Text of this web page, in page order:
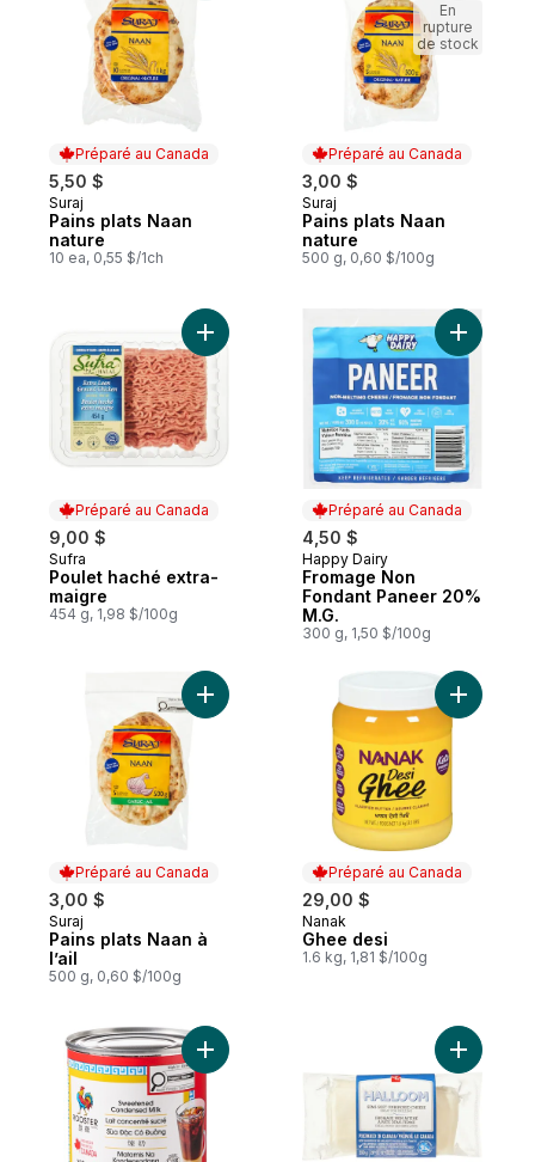
Préparé au Canada
5,50 $
Préparé au Canada
Suraj
Pains plats Naan
nature
10 ea, 0,55 $/1ch
Préparé au Canada
3,00 $
Préparé au Canada
Suraj
Pains plats Naan
nature
500 g, 0,60 $/100g
En
rupture
de stock
Préparé au Canada
9,00 $
Préparé au Canada
Sufra
Poulet haché extra-
maigre
454 g, 1,98 $/100g
Ajouter Poulet haché extra-
Préparé au Canada
4,50 $
Préparé au Canada
Happy Dairy
Fromage Non
Fondant Paneer 20%
M.G.
300 g, 1,50 $/100g
Ajouter
Préparé au Canada
3,00 $
Préparé au Canada
Suraj
Pains plats Naan à
l’ail
500 g, 0,60 $/100g
Ajouter Pains plats Naan à l’ail au panier
Préparé au Canada
29,00 $
Préparé au Canada
Nanak
Ghee desi
1.6 kg, 1,81 $/100g
Ajouter
Ajouter Lait concentré sucré au panier
Ajouter